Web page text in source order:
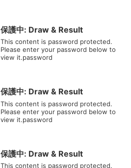
保護中: Draw & Result
This content is password protected.
Please enter your password below to
view it.password
保護中: Draw & Result
This content is password protected.
Please enter your password below to
view it.password
保護中: Draw & Result
This content is password protected.